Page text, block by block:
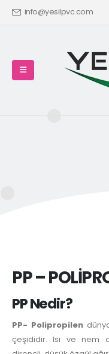
info@yesilpvc.com
PP –
PP Nedir?
PP- Polipropilen
çeşididir. Isı ve nem